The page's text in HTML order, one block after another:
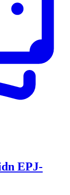
EPJ-